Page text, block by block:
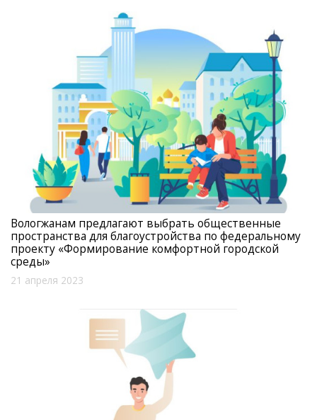
Вологжанам предлагают выбрать общественные
пространства для благоустройства по федеральному
проекту «Формирование комфортной городской
среды»
21 апреля 2023